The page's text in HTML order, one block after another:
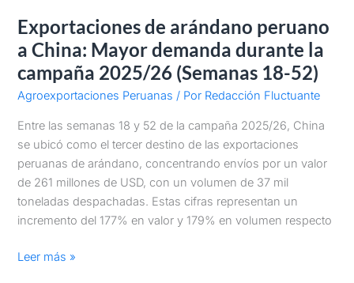
Exportaciones de arándano peruano
a China: Mayor demanda durante la
campaña 2025/26 (Semanas 18-52)
Agroexportaciones Peruanas / Por Redacción Fluctuante
Entre las semanas 18 y 52 de la campaña 2025/26, China
se ubicó como el tercer destino de las exportaciones
peruanas de arándano, concentrando envíos por un valor
de 261 millones de USD, con un volumen de 37 mil
toneladas despachadas. Estas cifras representan un
incremento del 177% en valor y 179% en volumen respecto
Leer más »